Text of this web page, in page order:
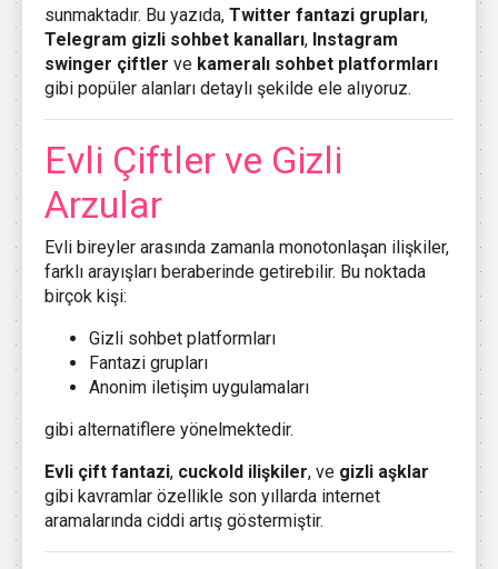
sunmaktadır. Bu yazıda, Twitter fantazi grupları,
Telegram gizli sohbet kanalları, Instagram
swinger çiftler ve kameralı sohbet platformları
gibi popüler alanları detaylı şekilde ele alıyoruz.
Evli Çiftler ve Gizli
Arzular
Evli bireyler arasında zamanla monotonlaşan ilişkiler,
farklı arayışları beraberinde getirebilir. Bu noktada
birçok kişi:
Gizli sohbet platformları
Fantazi grupları
Anonim iletişim uygulamaları
gibi alternatiflere yönelmektedir.
Evli çift fantazi, cuckold ilişkiler, ve gizli aşklar
gibi kavramlar özellikle son yıllarda internet
aramalarında ciddi artış göstermiştir.